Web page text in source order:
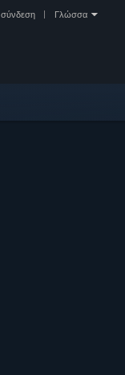
σύνδεση Γλώσσα